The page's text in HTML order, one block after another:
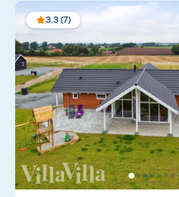
3,3 (7)